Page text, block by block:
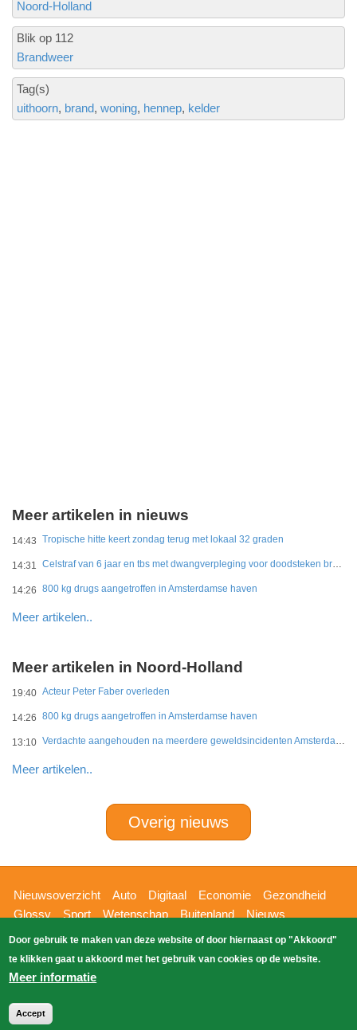
Noord-Holland
Blik op 112
Brandweer
Tag(s)
uithoorn brand woning hennep kelder
Meer artikelen in nieuws
14:43 Tropische hitte keert zondag terug met lokaal 32 graden
14:31 Celstraf van 6 jaar en tbs met dwangverpleging voor doodsteken broer in Gouda
14:26 800 kg drugs aangetroffen in Amsterdamse haven
Meer artikelen..
Meer artikelen in Noord-Holland
19:40 Acteur Peter Faber overleden
14:26 800 kg drugs aangetroffen in Amsterdamse haven
13:10 Verdachte aangehouden na meerdere geweldsincidenten Amsterdam-West
Meer artikelen..
Overig nieuws
Hoofdnavigatie
Nieuwsoverzicht Auto Digitaal Economie
Gezondheid
Glossy
Sport Wetenschap Buitenland
Nieuws
Bizzpress
Blik op 112 Provincies
Weekoverzicht
Zoeken
Copyright Blik Op Nieuws 2026gehost
Door gebruik te maken van deze website of door hiernaast op "Akkoord"
te klikken gaat u akkoord met het gebruik van cookies op de website.
Meer informatie
Accept